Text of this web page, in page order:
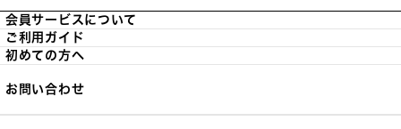
会員サービスについて
ご利用ガイド
初めての方へ
お問い合わせ